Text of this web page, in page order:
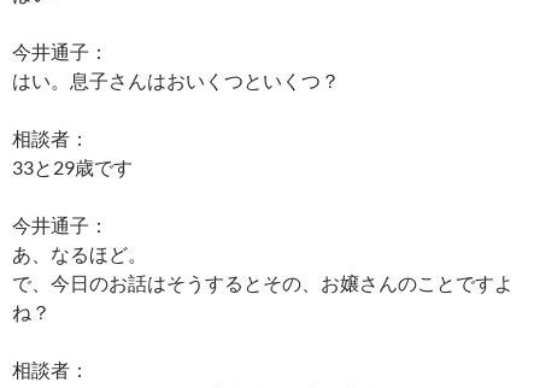
今井通子：
はい。息子さんはおいくつといくつ？
相談者：
33と29歳です
今井通子：
あ、なるほど。
で、今日のお話はそうするとその、お嬢さんのことですよ
ね？
相談者：